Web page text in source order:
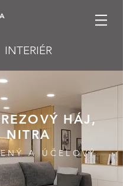
INTERIÉR
HÁJ,
NITRA
A ÚČELOVÝ